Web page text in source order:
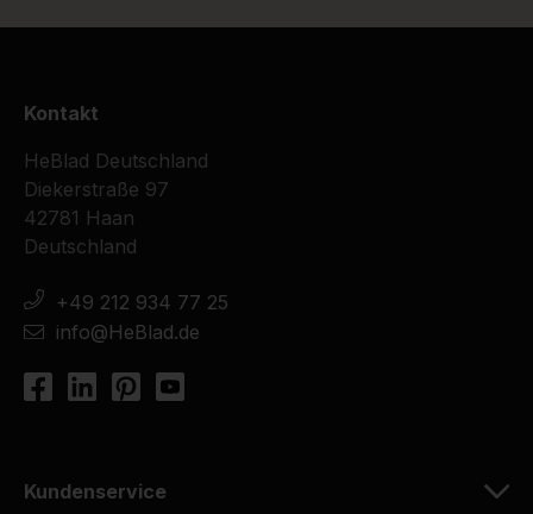
Kontakt
HeBlad Deutschland
Diekerstraße 97
42781 Haan
Deutschland
+49 212 934 77 25
info@HeBlad.de
Kundenservice